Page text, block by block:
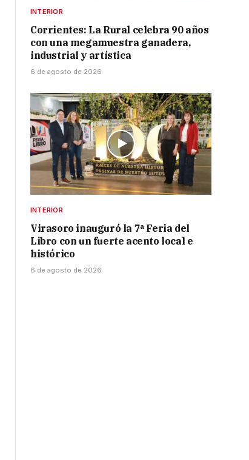
INTERIOR
Corrientes: La Rural celebra 90 años
con una megamuestra ganadera,
industrial y artística
6 de agosto de 2026
INTERIOR
Virasoro inauguró la 7ª Feria del
Libro con un fuerte acento local e
histórico
6 de agosto de 2026